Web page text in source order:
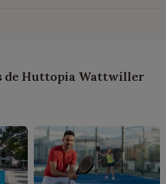
de Huttopia Wattwiller